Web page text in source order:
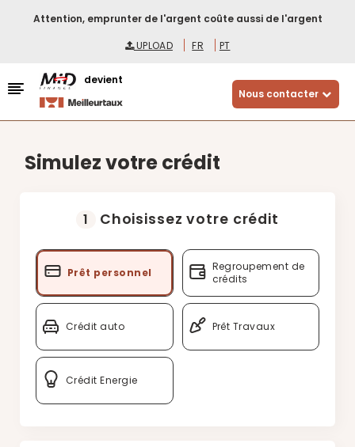
Attention, emprunter de l'argent coûte aussi de l'argent
UPLOAD
FR PT
devient
Nous contacter
Simulez votre crédit
1 Choisissez votre crédit
Prêt personnel
Regroupement de
crédits
Crédit auto Prêt Travaux
Crédit Energie